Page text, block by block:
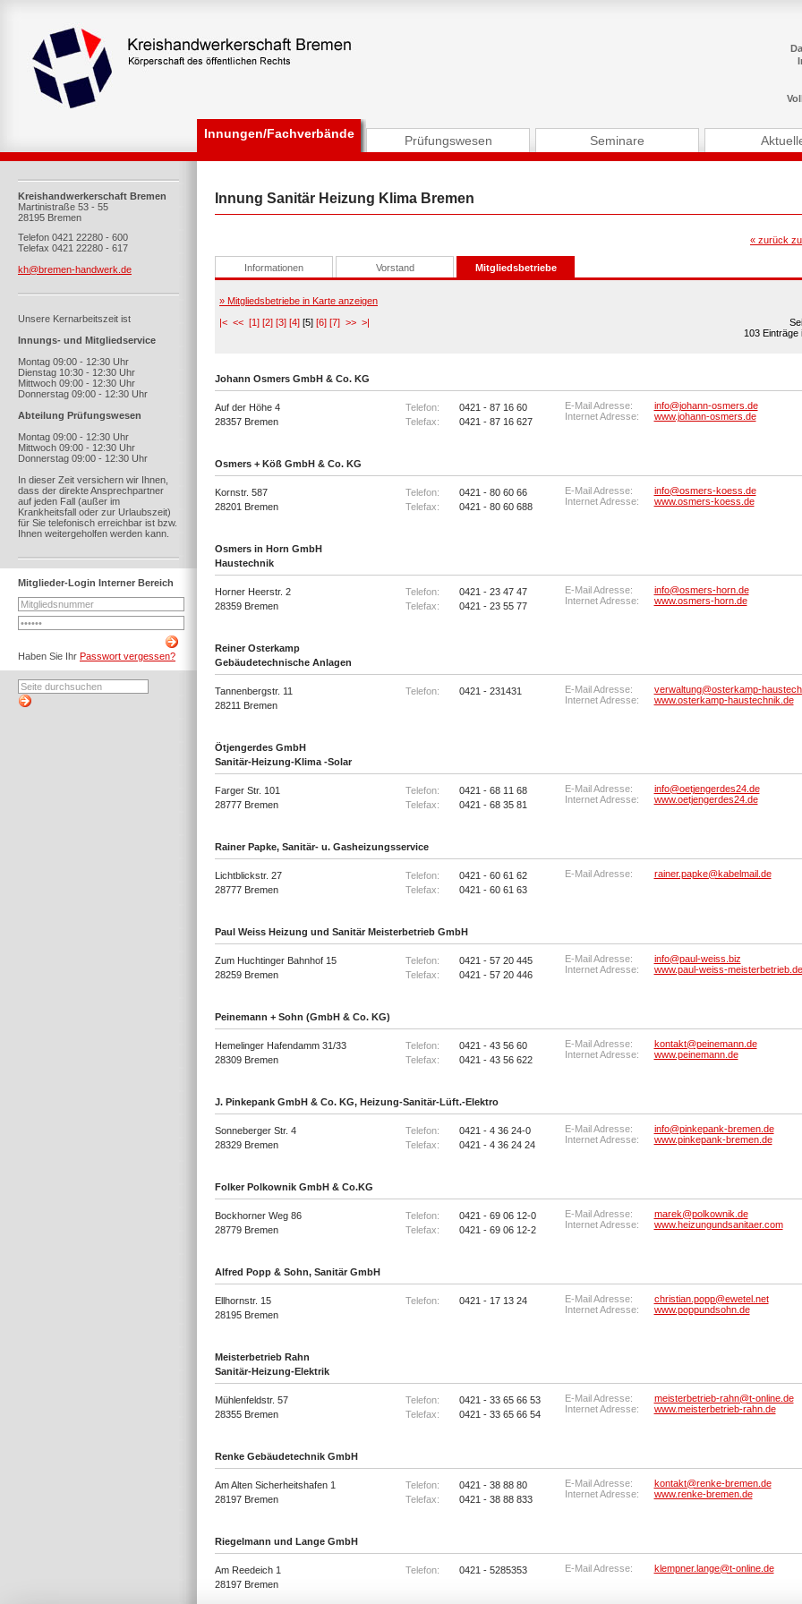
Innungen/Fachverbände Prüfungswesen Seminare
Kreishandwerkerschaft Bremen
Martinistraße 53 - 55
28195 Bremen
Telefon 0421 22280 - 600
Telefax 0421 22280 - 617
kh@bremen-handwerk.de
Unsere Kernarbeitszeit ist
Innungs- und Mitgliedservice
Montag 09:00 - 12:30 Uhr
Dienstag 10:30 - 12:30 Uhr
Mittwoch 09:00 - 12:30 Uhr
Donnerstag 09:00 - 12:30 Uhr
Abteilung Prüfungswesen
Montag 09:00 - 12:30 Uhr
Mittwoch 09:00 - 12:30 Uhr
Donnerstag 09:00 - 12:30 Uhr
In dieser Zeit versichern wir Ihnen,
dass der direkte Ansprechpartner
auf jeden Fall (außer im
Krankheitsfall oder zur Urlaubszeit)
für Sie telefonisch erreichbar ist bzw.
Ihnen weitergeholfen werden kann.
Mitglieder-Login Interner Bereich
Haben Sie Ihr Passwort vergessen?
Innung Sanitär Heizung Klima Bremen
« zurück
Informationen Vorstand Mitgliedsbetriebe
» Mitgliedsbetriebe in Karte anzeigen
|< << [1] [2] [3] [4] [5] [6] [7] >> >|
103 Einträge
Johann Osmers GmbH & Co. KG
Auf der Höhe 4
28357 Bremen
Telefon:
0421 - 87 16 60
Telefax:
0421 - 87 16 627
E-Mail Adresse:
info@johann-osmers.de
Internet Adresse:
www.johann-osmers.de
Osmers + Köß GmbH & Co. KG
Kornstr. 587
28201 Bremen
Telefon:
0421 - 80 60 66
Telefax:
0421 - 80 60 688
E-Mail Adresse:
info@osmers-koess.de
Internet Adresse:
www.osmers-koess.de
Osmers in Horn GmbH
Haustechnik
Horner Heerstr. 2
28359 Bremen
Telefon:
0421 - 23 47 47
Telefax:
0421 - 23 55 77
E-Mail Adresse:
info@osmers-horn.de
Internet Adresse:
www.osmers-horn.de
Reiner Osterkamp
Gebäudetechnische Anlagen
Tannenbergstr. 11
28211 Bremen
Telefon: 0421 - 231431 E-Mail Adresse:
verwaltung@osterkamp-
Internet Adresse:
www.osterkamp-haustechnik.de
Ötjengerdes GmbH
Sanitär-Heizung-Klima -Solar
Farger Str. 101
28777 Bremen
Telefon:
0421 - 68 11 68
Telefax:
0421 - 68 35 81
E-Mail Adresse:
info@oetjengerdes24.de
Internet Adresse:
www.oetjengerdes24.de
Rainer Papke, Sanitär- u. Gasheizungsservice
Lichtblickstr. 27
28777 Bremen
Telefon:
0421 - 60 61 62
Telefax:
0421 - 60 61 63
E-Mail Adresse: rainer.papke@kabelmail.de
Paul Weiss Heizung und Sanitär Meisterbetrieb GmbH
Zum Huchtinger Bahnhof 15
28259 Bremen
Telefon:
0421 - 57 20 445
Telefax:
0421 - 57 20 446
E-Mail Adresse:
info@paul-weiss.biz
Internet Adresse:
www.paul-weiss-meisterbetrieb.de
Peinemann + Sohn (GmbH & Co. KG)
Hemelinger Hafendamm 31/33
28309 Bremen
Telefon:
0421 - 43 56 60
Telefax:
0421 - 43 56 622
E-Mail Adresse:
kontakt@peinemann.de
Internet Adresse:
www.peinemann.de
J. Pinkepank GmbH & Co. KG, Heizung-Sanitär-Lüft.-Elektro
Sonneberger Str. 4
28329 Bremen
Telefon:
0421 - 4 36 24-0
Telefax:
0421 - 4 36 24 24
E-Mail Adresse:
info@pinkepank-bremen.de
Internet Adresse:
www.pinkepank-bremen.de
Folker Polkownik GmbH & Co.KG
Bockhorner Weg 86
28779 Bremen
Telefon:
0421 - 69 06 12-0
Telefax:
0421 - 69 06 12-2
E-Mail Adresse:
marek@polkownik.de
Internet Adresse:
www.heizungundsanitaer.com
Alfred Popp & Sohn, Sanitär GmbH
Ellhornstr. 15
28195 Bremen
Telefon: 0421 - 17 13 24 E-Mail Adresse:
christian.popp@ewetel.net
Internet Adresse:
www.poppundsohn.de
Meisterbetrieb Rahn
Sanitär-Heizung-Elektrik
Mühlenfeldstr. 57
28355 Bremen
Telefon:
0421 - 33 65 66 53
Telefax:
0421 - 33 65 66 54
E-Mail Adresse:
meisterbetrieb-rahn@t-online.de
Internet Adresse:
www.meisterbetrieb-rahn.de
Renke Gebäudetechnik GmbH
Am Alten Sicherheitshafen 1
28197 Bremen
Telefon:
0421 - 38 88 80
Telefax:
0421 - 38 88 833
E-Mail Adresse:
kontakt@renke-bremen.de
Internet Adresse:
www.renke-bremen.de
Riegelmann und Lange GmbH
Am Reedeich 1
28197 Bremen
Telefon: 0421 - 5285353 E-Mail Adresse: klempner.lange@t-online.de